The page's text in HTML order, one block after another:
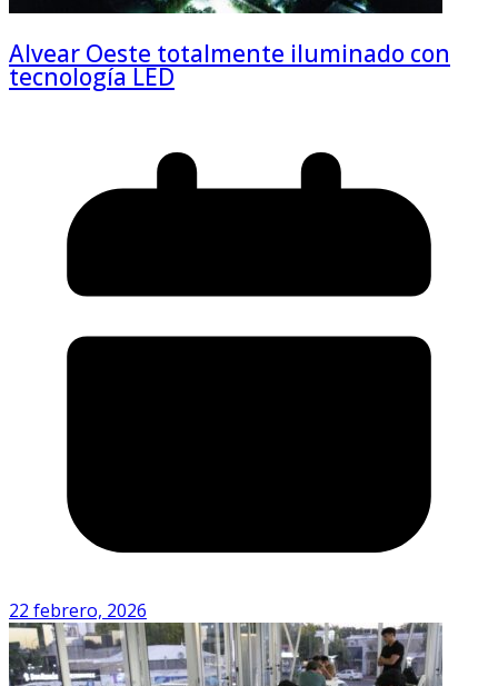
Alvear Oeste totalmente iluminado con
tecnología LED
22 febrero, 2026